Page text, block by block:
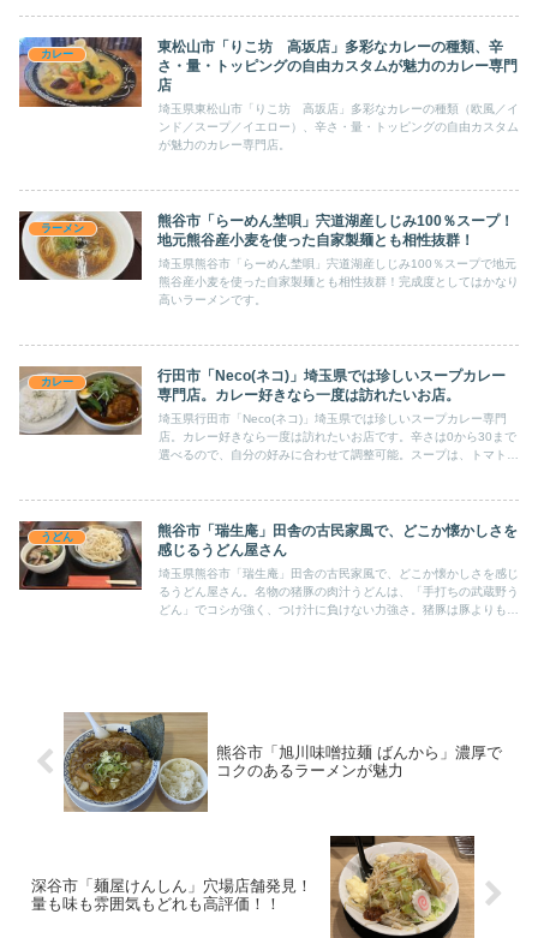
カレー
東松山市「りこ坊 高坂店」多彩なカレーの種類、辛
さ・量・トッピングの自由カスタムが魅力のカレー専門
店
埼玉県東松山市「りこ坊 高坂店」多彩なカレーの種類（欧風／イ
ンド／スープ／イエロー）、辛さ・量・トッピングの自由カスタム
が魅力のカレー専門店。
ラーメン
熊谷市「らーめん埜唄」宍道湖産しじみ100％スープ！
地元熊谷産小麦を使った自家製麺とも相性抜群！
埼玉県熊谷市「らーめん埜唄」宍道湖産しじみ100％スープで地元
熊谷産小麦を使った自家製麺とも相性抜群！完成度としてはかなり
高いラーメンです。
カレー
行田市「Neco(ネコ)」埼玉県では珍しいスープカレー
専門店。カレー好きなら一度は訪れたいお店。
埼玉県行田市「Neco(ネコ)」埼玉県では珍しいスープカレー専門
店。カレー好きなら一度は訪れたいお店です。辛さは0から30まで
選べるので、自分の好みに合わせて調整可能。スープは、トマトス
うどん
熊谷市「瑞生庵」田舎の古民家風で、どこか懐かしさを
感じるうどん屋さん
埼玉県熊谷市「瑞生庵」田舎の古民家風で、どこか懐かしさを感じ
るうどん屋さん。名物の猪豚の肉汁うどんは、「手打ちの武蔵野う
どん」でコシが強く、つけ汁に負けない力強さ。猪豚は豚よりもコ
熊谷市「旭川味噌拉麺 ばんから」濃厚で
コクのあるラーメンが魅力
深谷市「麺屋けんしん」穴場店舗発見！
量も味も雰囲気もどれも高評価！！